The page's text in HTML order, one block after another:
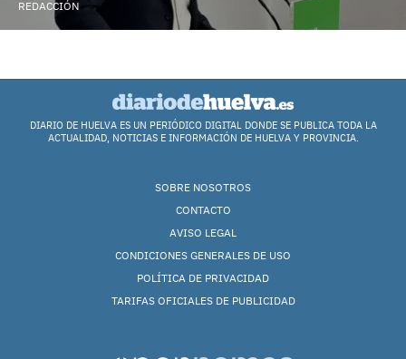
REDACCIÓN
DIARIO DE HUELVA ES UN PERIÓDICO DIGITAL DONDE SE PUBLICA TODA LA
ACTUALIDAD, NOTICIAS E INFORMACIÓN DE HUELVA Y PROVINCIA.
SOBRE NOSOTROS
CONTACTO
AVISO LEGAL
CONDICIONES GENERALES DE USO
POLÍTICA DE PRIVACIDAD
TARIFAS OFICIALES DE PUBLICIDAD